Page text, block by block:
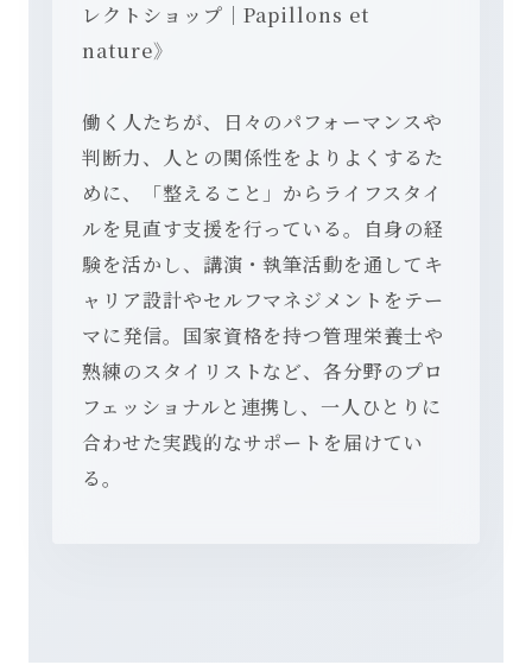
レクトショップ｜Papillons et
nature》
働く人たちが、日々のパフォーマンスや
判断力、人との関係性をよりよくするた
めに、「整えること」からライフスタイ
ルを見直す支援を行っている。自身の経
験を活かし、講演・執筆活動を通してキ
ャリア設計やセルフマネジメントをテー
マに発信。国家資格を持つ管理栄養士や
熟練のスタイリストなど、各分野のプロ
フェッショナルと連携し、一人ひとりに
合わせた実践的なサポートを届けてい
る。